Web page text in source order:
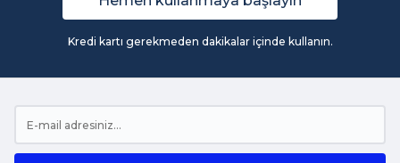
Kredi kartı gerekmeden dakikalar içinde kullanın.